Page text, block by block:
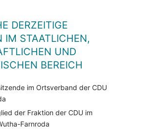
DERZEITIGE
IM STAATLICHEN,
UND
BEREICH
im Ortsverband der CDU
der Fraktion der CDU im
Farnroda